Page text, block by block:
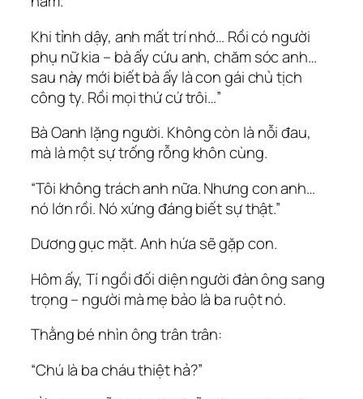
Khi tỉnh dậy, anh mất trí nhớ… Rồi có người
phụ nữ kia – bà ấy cứu anh, chăm sóc anh…
sau này mới biết bà ấy là con gái chủ tịch
công ty. Rồi mọi thứ cứ trôi…”
Bà Oanh lặng người. Không còn là nỗi đau,
mà là một sự trống rỗng khôn cùng.
“Tôi không trách anh nữa. Nhưng con anh…
nó lớn rồi. Nó xứng đáng biết sự thật.”
Dương gục mặt. Anh hứa sẽ gặp con.
Hôm ấy, Tí ngồi đối diện người đàn ông sang
trọng – người mà mẹ bảo là ba ruột nó.
Thằng bé nhìn ông trân trân:
“Chú là ba cháu thiệt hả?”